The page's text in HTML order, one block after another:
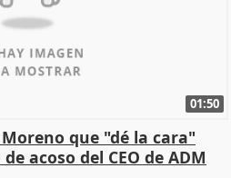
01:50
que "dé la cara"
acoso del CEO de ADM